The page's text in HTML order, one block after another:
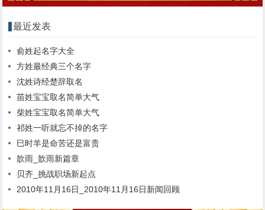
最近发表
俞姓起名字大全
方姓最经典三个名字
沈姓诗经楚辞取名
苗姓宝宝取名简单大气
柴姓宝宝取名简单大气
祁姓一听就忘不掉的名字
巳时羊是命苦还是富贵
歆雨_歆雨新篇章
贝齐_挑战职场新起点
2010年11月16日_2010年11月16日新闻回顾